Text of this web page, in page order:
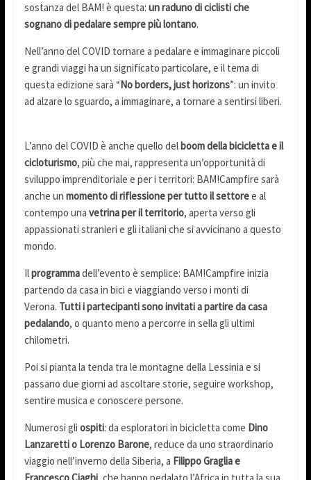
sostanza del BAM! è questa: un raduno di ciclisti che
sognano di pedalare sempre più lontano.
Nell’anno del COVID tornare a pedalare e immaginare piccoli
e grandi viaggi ha un significato particolare, e il tema di
questa edizione sarà “No borders, just horizons”: un invito
ad alzare lo sguardo, a immaginare, a tornare a sentirsi liberi.
L’anno del COVID è anche quello del boom della bicicletta e il
cicloturismo, più che mai, rappresenta un’opportunità di
sviluppo imprenditoriale e per i territori: BAM!Campfire sarà
anche un momento di riflessione per tutto il settoree al
contempo una vetrina per il territorio, aperta verso gli
appassionati stranieri e gli italiani che si avvicinano a questo
mondo.
Ilprogrammadell’evento è semplice: BAM!Campfire inizia
partendo da casa in bici e viaggiando verso i monti di
Verona. Tutti i partecipanti sono invitati a partire da casa
pedalando, o quanto meno a percorre in sella gli ultimi
chilometri.
Poi si pianta la tenda tra le montagne della Lessinia e si
passano due giorni ad ascoltare storie, seguire workshop,
sentire musica e conoscere persone.
Numerosi gli ospiti: da esploratori in bicicletta come Dino
Lanzaretti o Lorenzo Barone, reduce da uno straordinario
viaggio nell’inverno della Siberia, a Filippo Graglia e